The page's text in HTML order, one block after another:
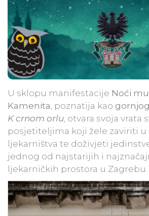
U sklopu manifestacije Noći
Kamenita , poznatija kao
K crnom orlu , otvara svoja vrata
posjetiteljima koji žele zaviriti
ljekarništva te doživjeti
jednog od najstarijih i
ljekarničkih prostora u Zagrebu.